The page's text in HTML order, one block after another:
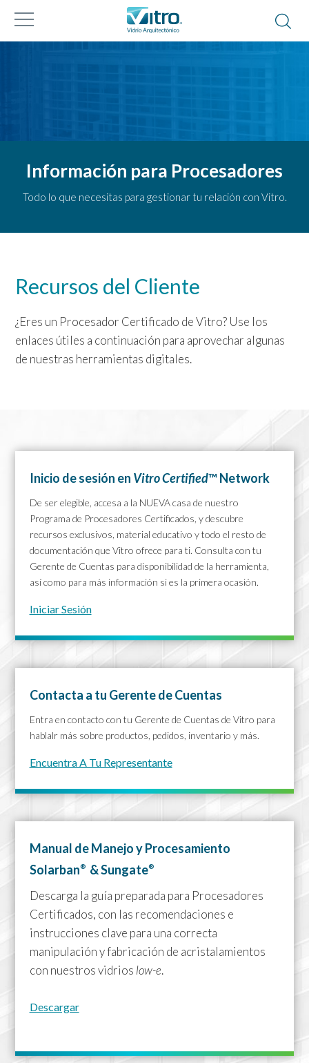
Información para Procesadores
Todo lo que necesitas para gestionar tu relación con Vitro.
Recursos del Cliente
¿Eres un Procesador Certificado de Vitro? Use los
enlaces útiles a continuación para aprovechar algunas
de nuestras herramientas digitales.
Inicio de sesión en Vitro Certified™ Network
De ser elegible, accesa a la NUEVA casa de nuestro
Programa de Procesadores Certificados, y descubre
recursos exclusivos, material educativo y todo el resto de
documentación que Vitro ofrece para ti. Consulta con tu
Gerente de Cuentas para disponibilidad de la herramienta,
así como para más información si es la primera ocasión.
Iniciar Sesión
Contacta a tu Gerente de Cuentas
Entra en contacto con tu Gerente de Cuentas de Vitro para
hablalr más sobre productos, pedidos, inventario y más.
Encuentra A Tu Representante
Manual de Manejo y Procesamiento
Solarban®& Sungate®
Descarga la guía preparada para Procesadores
Certificados, con las recomendaciones e
instrucciones clave para una correcta
manipulación y fabricación de acristalamientos
con nuestros vidrios low-e.
Descargar